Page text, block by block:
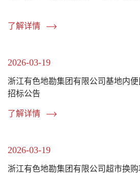
了解详情
2026-03-19
浙江有色地勘集团有限公司基地内
招标公告
了解详情
2026-03-19
浙江有色地勘集团有限公司超市换